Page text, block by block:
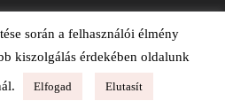
során a felhasználói élmény
kiszolgálás érdekében oldalunk
Elfogad Elutasít